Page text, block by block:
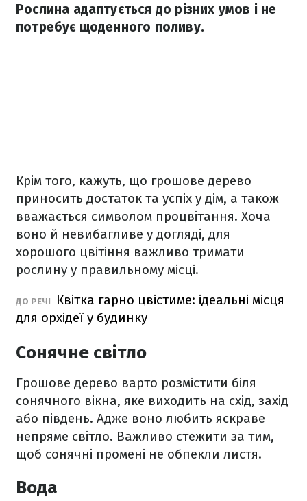
Рослина адаптується до різних умов і не
потребує щоденного поливу.
Крім того, кажуть, що грошове дерево
приносить достаток та успіх у дім, а також
вважається символом процвітання. Хоча
воно й невибагливе у догляді, для
хорошого цвітіння важливо тримати
рослину у правильному місці.
ДО РЕЧІ
Квітка гарно цвістиме: ідеальні місця
для орхідеї у будинку
Сонячне світло
Грошове дерево варто розмістити біля
сонячного вікна, яке виходить на схід, захід
або південь. Адже воно любить яскраве
непряме світло. Важливо стежити за тим,
щоб сонячні промені не обпекли листя.
Вода